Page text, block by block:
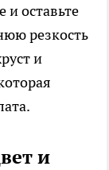
и оставьте
резкость
и
и